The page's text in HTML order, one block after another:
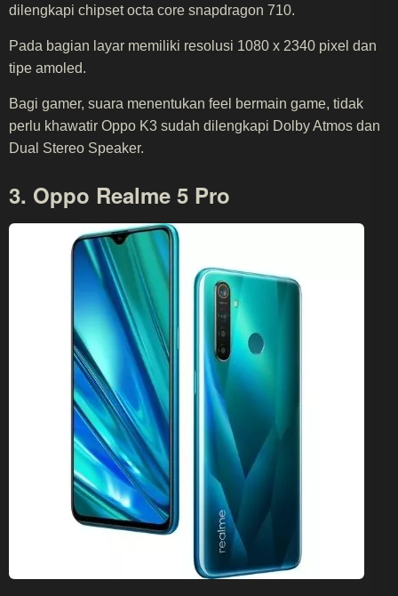
dilengkapi chipset octa core snapdragon 710.
Pada bagian layar memiliki resolusi 1080 x 2340 pixel dan
tipe amoled.
Bagi gamer, suara menentukan feel bermain game, tidak
perlu khawatir Oppo K3 sudah dilengkapi Dolby Atmos dan
Dual Stereo Speaker.
3. Oppo Realme 5 Pro